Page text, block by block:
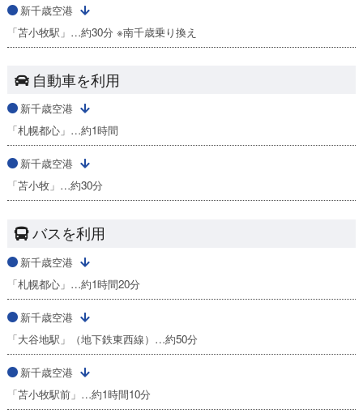
新千歳空港
「苫小牧駅」…約30分 ※南千歳乗り換え
自動車を利用
新千歳空港
「札幌都心」…約1時間
新千歳空港
「苫小牧」…約30分
バスを利用
新千歳空港
「札幌都心」…約1時間20分
新千歳空港
「大谷地駅」（地下鉄東西線）…約50分
新千歳空港
「苫小牧駅前」…約1時間10分